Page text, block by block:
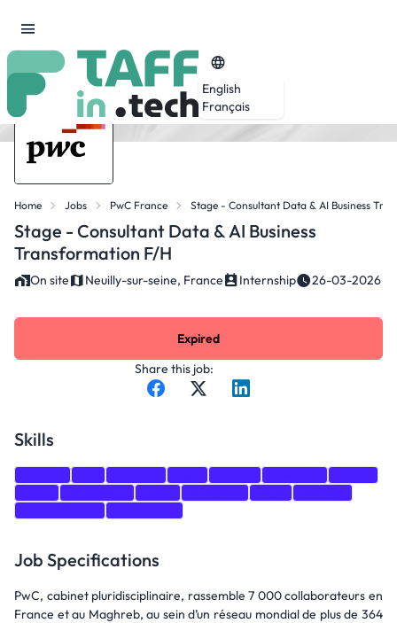
English
Français
Home Jobs PwC France Stage - Consultant Data & AI Business
Stage - Consultant Data & AI Business
Transformation F/H
On site Neuilly-sur-seine, France Internship 26-03-2026
Share this job:
Expired
Skills
Job Specifications
PwC, cabinet pluridisciplinaire, rassemble 7 000 collaborateurs en
France et au Maghreb, au sein d’un réseau mondial de plus de 364